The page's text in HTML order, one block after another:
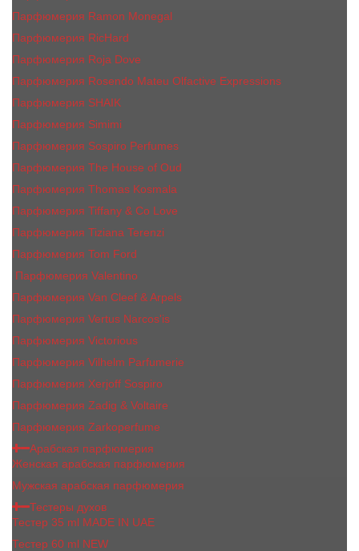
Парфюмерия Ramon Monegal
Парфюмерия RicHard
Парфюмерия Roja Dove
Парфюмерия Rosendo Mateu Olfactive Expressions
Парфюмерия SHAIK
Парфюмерия Simimi
Парфюмерия Sospiro Perfumes
Парфюмерия The House of Oud
Парфюмерия Thomas Kosmala
Парфюмерия Tiffany & Co Love
Парфюмерия Tiziana Terenzi
Парфюмерия Tom Ford
Парфюмерия Valentino
Парфюмерия Van Cleef & Arpels
Парфюмерия Vertus Narcos'is
Парфюмерия Victorious
Парфюмерия Vilhelm Parfumerie
Парфюмерия Xerjoff Sospiro
Парфюмерия Zadig & Voltaire
Парфюмерия Zarkoperfume
Арабская парфюмерия
Женская арабская парфюмерия
Мужская арабская парфюмерия
Тестеры духов
Тестер 35 ml MADE IN UAE
Тестер 60 ml NEW